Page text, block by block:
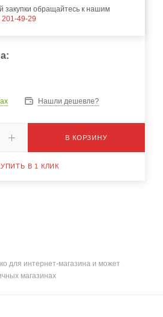
закупки обращайтесь к нашим
201-49-29
Нашли дешевле?
В КОРЗИНУ
В 1 КЛИК
для интернет-магазина и может
магазинах